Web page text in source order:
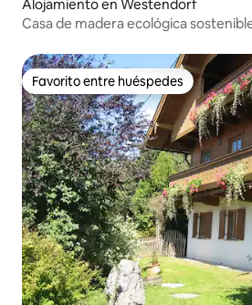
Alojamiento en Westendorf
Casa de madera ecológica
Favorito entre huéspedes
Favorito entre huéspedes